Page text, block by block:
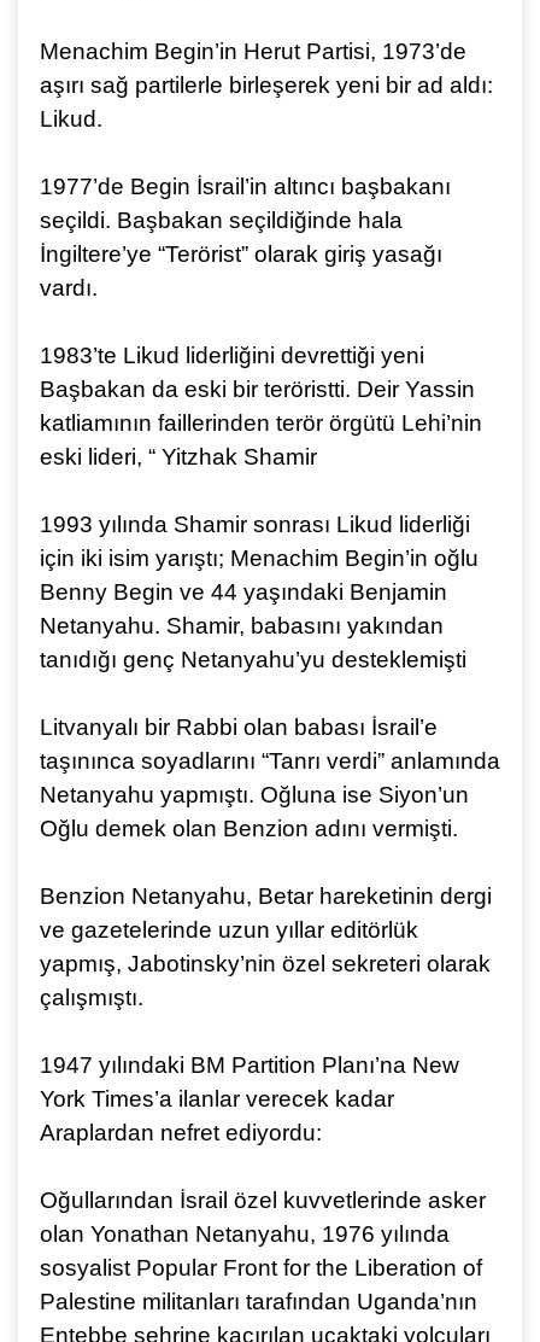
Menachim Begin’in Herut Partisi, 1973’de
aşırı sağ partilerle birleşerek yeni bir ad aldı:
Likud.
1977’de Begin İsrail’in altıncı başbakanı
seçildi. Başbakan seçildiğinde hala
İngiltere’ye “Terörist” olarak giriş yasağı
vardı.
1983’te Likud liderliğini devrettiği yeni
Başbakan da eski bir teröristti. Deir Yassin
katliamının faillerinden terör örgütü Lehi’nin
eski lideri, “ Yitzhak Shamir
1993 yılında Shamir sonrası Likud liderliği
için iki isim yarıştı; Menachim Begin’in oğlu
Benny Begin ve 44 yaşındaki Benjamin
Netanyahu. Shamir, babasını yakından
tanıdığı genç Netanyahu’yu desteklemişti
Litvanyalı bir Rabbi olan babası İsrail’e
taşınınca soyadlarını “Tanrı verdi” anlamında
Netanyahu yapmıştı. Oğluna ise Siyon’un
Oğlu demek olan Benzion adını vermişti.
Benzion Netanyahu, Betar hareketinin dergi
ve gazetelerinde uzun yıllar editörlük
yapmış, Jabotinsky’nin özel sekreteri olarak
çalışmıştı.
1947 yılındaki BM Partition Planı’na New
York Times’a ilanlar verecek kadar
Araplardan nefret ediyordu:
Oğullarından İsrail özel kuvvetlerinde asker
olan Yonathan Netanyahu, 1976 yılında
sosyalist Popular Front for the Liberation of
Palestine militanları tarafından Uganda’nın
Entebbe şehrine kaçırılan uçaktaki yolcuları